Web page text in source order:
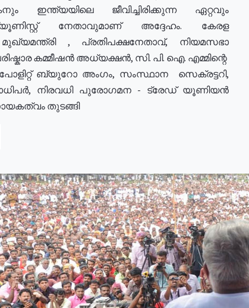
ഇന്ത്യയിലെ ജീവിച്ചിരിക്കുന്ന ഏറ്റവും
നേതാവുമാണ് അദ്ദേഹം. കേരള
, പ്രതിപക്ഷനേതാവ്, നിയമസഭാ
കമ്മീഷൻ അധ്യക്ഷൻ, സി. പി. ഐ. എമ്മിന്റെ
ബ്യുറോ അംഗം, സംസ്ഥാന സെക്രട്ടറി,
നിരവധി പുരോഗമന - ട്രേഡ് യൂണിയൻ
തുടങ്ങി